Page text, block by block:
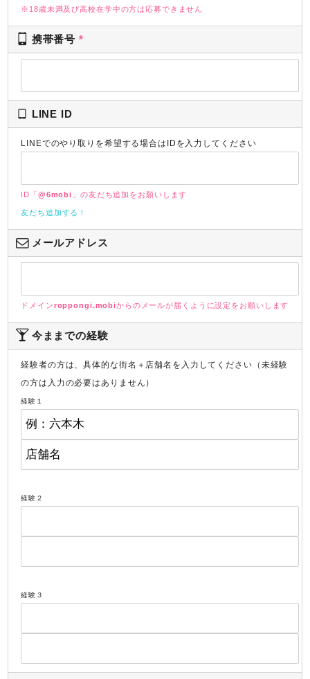
※18歳未満及び高校在学中の方は応募できません
携帯番号 *
LINE ID
LINEでのやり取りを希望する場合はIDを入力してください
ID「@6mobi 」の友だち追加をお願いします
友だち追加する！
メールアドレス
ドメインroppongi.mobiからのメールが届くように設定をお願いします
今ままでの経験
経験者の方は、具体的な街名＋店舗名を入力してください（未経験
の方は入力の必要はありません）
経験１
経験２
経験３